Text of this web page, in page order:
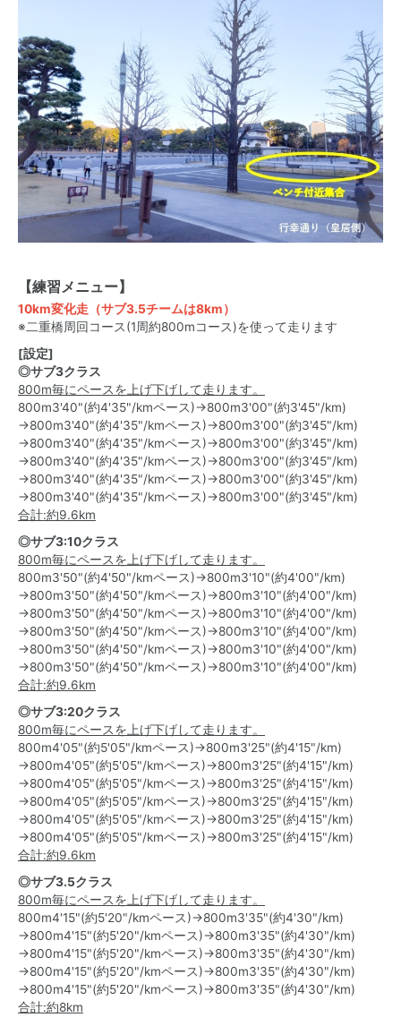
【練習メニュー】
10km変化走（サブ3.5チームは8km）
※二重橋周回コース(1周約800mコース)を使って走ります
[設定]
◎サブ3クラス
800m毎にペースを上げ下げして走ります。
800m3'40"(約4'35"/kmペース)→800m3'00"(約3'45"/km)
→800m3'40"(約4'35"/kmペース)→800m3'00"(約3'45"/km)
→800m3'40"(約4'35"/kmペース)→800m3'00"(約3'45"/km)
→800m3'40"(約4'35"/kmペース)→800m3'00"(約3'45"/km)
→800m3'40"(約4'35"/kmペース)→800m3'00"(約3'45"/km)
→800m3'40"(約4'35"/kmペース)→800m3'00"(約3'45"/km)
合計:約9.6km
◎サブ3:10クラス
800m毎にペースを上げ下げして走ります。
800m3'50"(約4'50"/kmペース)→800m3'10"(約4'00"/km)
→800m3'50"(約4'50"/kmペース)→800m3'10"(約4'00"/km)
→800m3'50"(約4'50"/kmペース)→800m3'10"(約4'00"/km)
→800m3'50"(約4'50"/kmペース)→800m3'10"(約4'00"/km)
→800m3'50"(約4'50"/kmペース)→800m3'10"(約4'00"/km)
→800m3'50"(約4'50"/kmペース)→800m3'10"(約4'00"/km)
合計:約9.6km
◎サブ3:20クラス
800m毎にペースを上げ下げして走ります。
800m4'05"(約5'05"/kmペース)→800m3'25"(約4'15"/km)
→800m4'05"(約5'05"/kmペース)→800m3'25"(約4'15"/km)
→800m4'05"(約5'05"/kmペース)→800m3'25"(約4'15"/km)
→800m4'05"(約5'05"/kmペース)→800m3'25"(約4'15"/km)
→800m4'05"(約5'05"/kmペース)→800m3'25"(約4'15"/km)
→800m4'05"(約5'05"/kmペース)→800m3'25"(約4'15"/km)
合計:約9.6km
◎サブ3.5クラス
800m毎にペースを上げ下げして走ります。
800m4'15"(約5'20"/kmペース)→800m3'35"(約4'30"/km)
→800m4'15"(約5'20"/kmペース)→800m3'35"(約4'30"/km)
→800m4'15"(約5'20"/kmペース)→800m3'35"(約4'30"/km)
→800m4'15"(約5'20"/kmペース)→800m3'35"(約4'30"/km)
→800m4'15"(約5'20"/kmペース)→800m3'35"(約4'30"/km)
合計:約8km